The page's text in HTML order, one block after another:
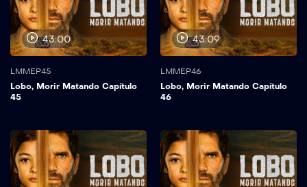
43:00
LMMEP45
Lobo, Morir Matando Capítulo
45
43:09
LMMEP46
Lobo, Morir Matando Capítulo
46